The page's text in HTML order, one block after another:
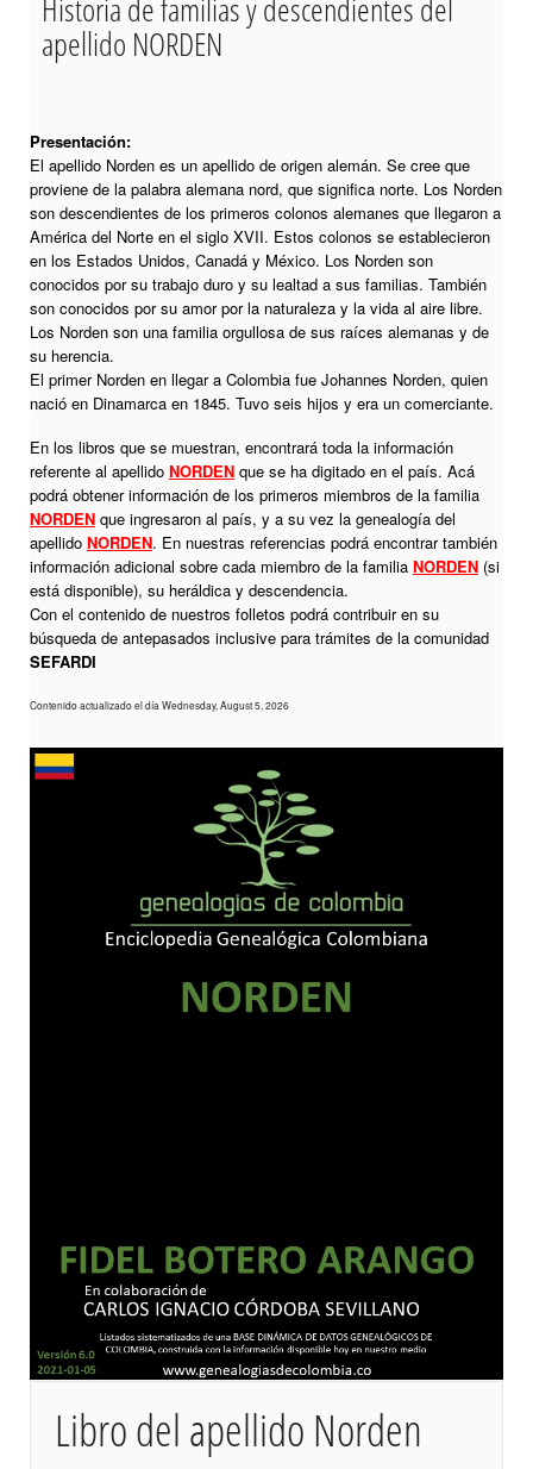
Historia de familias y descendientes del
apellido NORDEN
Presentación:
El apellido Norden es un apellido de origen alemán. Se cree que
proviene de la palabra alemana nord, que significa norte. Los Norden
son descendientes de los primeros colonos alemanes que llegaron a
América del Norte en el siglo XVII. Estos colonos se establecieron
en los Estados Unidos, Canadá y México. Los Norden son
conocidos por su trabajo duro y su lealtad a sus familias. También
son conocidos por su amor por la naturaleza y la vida al aire libre.
Los Norden son una familia orgullosa de sus raíces alemanas y de
su herencia.
El primer Norden en llegar a Colombia fue Johannes Norden, quien
nació en Dinamarca en 1845. Tuvo seis hijos y era un comerciante.
En los libros que se muestran, encontrará toda la información
referente al apellido NORDEN que se ha digitado en el país. Acá
podrá obtener información de los primeros miembros de la familia
NORDEN que ingresaron al país, y a su vez la genealogía del
apellido NORDEN. En nuestras referencias podrá encontrar también
información adicional sobre cada miembro de la familia NORDEN (si
está disponible), su heráldica y descendencia.
Con el contenido de nuestros folletos podrá contribuir en su
búsqueda de antepasados inclusive para trámites de la comunidad
SEFARDI
Contenido actualizado el día Wednesday, August 5, 2026
Libro del apellido Norden